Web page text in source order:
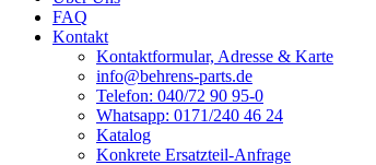
FAQ
Kontakt
Kontaktformular, Adresse & Karte
info@behrens-parts.de
Telefon: 040/72 90 95-0
Whatsapp: 0171/240 46 24
Katalog
Konkrete Ersatzteil-Anfrage